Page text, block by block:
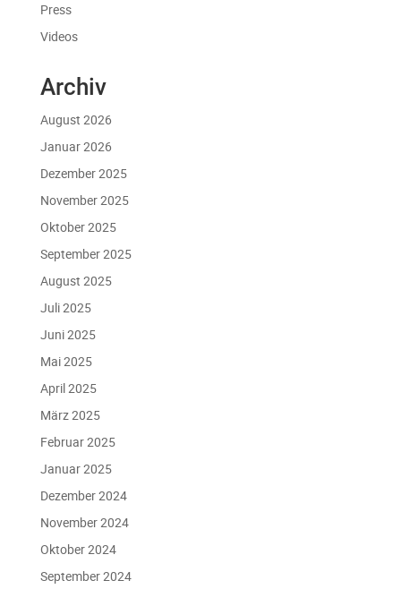
Press
Videos
Archiv
August 2026
Januar 2026
Dezember 2025
November 2025
Oktober 2025
September 2025
August 2025
Juli 2025
Juni 2025
Mai 2025
April 2025
März 2025
Februar 2025
Januar 2025
Dezember 2024
November 2024
Oktober 2024
September 2024